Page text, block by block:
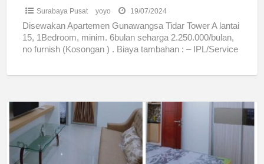
Surabaya Pusat yoyo 19/07/2024
Disewakan Apartemen Gunawangsa Tidar Tower A lantai
15, 1Bedroom, minim. 6bulan seharga 2.250.000/bulan,
no furnish (Kosongan ) . Biaya tambahan : – IPL/Service
SEWA
APARTEMEN
TIDAR
SURABAYA